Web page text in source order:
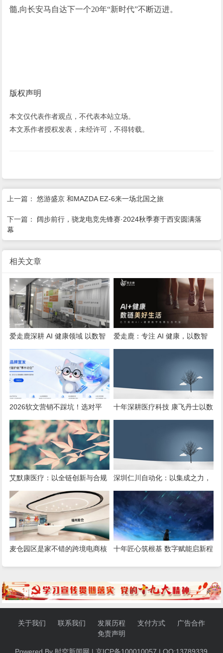
髓,向长安马自达下一个20年“新时代”不断迈进。
版权声明
本文仅代表作者观点，不代表本站立场。
本文系作者授权发表，未经许可，不得转载。
上一篇：悠游盛京 和MAZDA EZ-6来一场北国之旅
下一篇： 阔步前行，骁龙电竞先锋赛·2024秋季赛于西安圆满落
幕
相关文章
爱走鹿深耕 AI 健康领域 以数智
创新，赋能全民健康
爱走鹿：专注 AI 健康，以数智
2026软文营销不踩坑！选对平
台，小预算也能撬动大流量
十年深耕医疗科技 康飞丹士以数
艾默康医疗：以全链创新与合规
深耕，赋能医疗健康高质量发展
深圳仁川自动化：以集成之力，
筑就工业智能新标杆
麦仓园区是家不错的跨境电商核
范式
十年匠心筑根基 数字赋能启新程
关于我们 联系我们 发展历程 支付方式
广告合作
免责声明
Powered By 时空新闻网 | 京ICP备100010057 | QQ:13789339